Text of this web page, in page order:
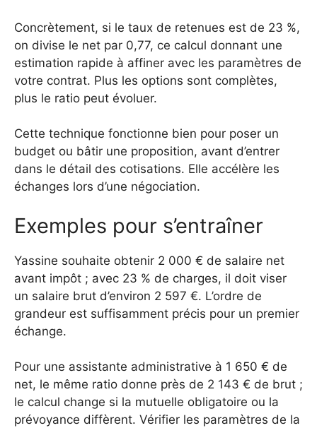
Concrètement, si le taux de retenues est de 23 %,
on divise le net par 0,77, ce calcul donnant une
estimation rapide à affiner avec les paramètres de
votre contrat. Plus les options sont complètes,
plus le ratio peut évoluer.
Cette technique fonctionne bien pour poser un
budget ou bâtir une proposition, avant d’entrer
dans le détail des cotisations. Elle accélère les
échanges lors d’une négociation.
Exemples pour s’entraîner
Yassine souhaite obtenir 2 000 € de salaire net
avant impôt ; avec 23 % de charges, il doit viser
un salaire brut d’environ 2 597 €. L’ordre de
grandeur est suffisamment précis pour un premier
échange.
Pour une assistante administrative à 1 650 € de
net, le même ratio donne près de 2 143 € de brut ;
le calcul change si la mutuelle obligatoire ou la
prévoyance diffèrent. Vérifier les paramètres de la